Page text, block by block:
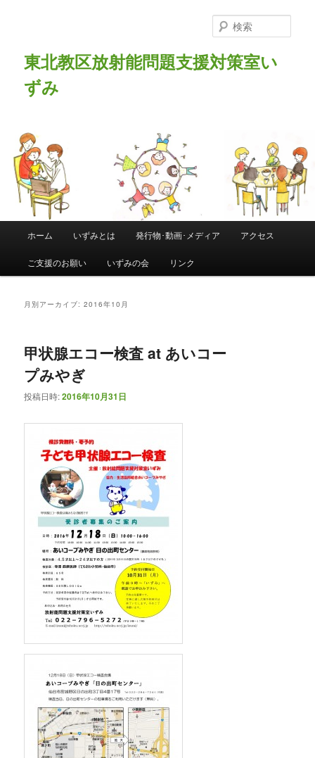
東北教区放射能問題支援対策室い
ずみ
索
メインコンテンツへ移動
サブコンテンツへ移動
ホーム いずみとは 発行物･動画･メディア アクセス
ご支援のお願い いずみの会 リンク
月別アーカイブ:2016年10月
甲状腺エコー検査 at あいコー
プみやぎ
投稿日時:2016年10月31日